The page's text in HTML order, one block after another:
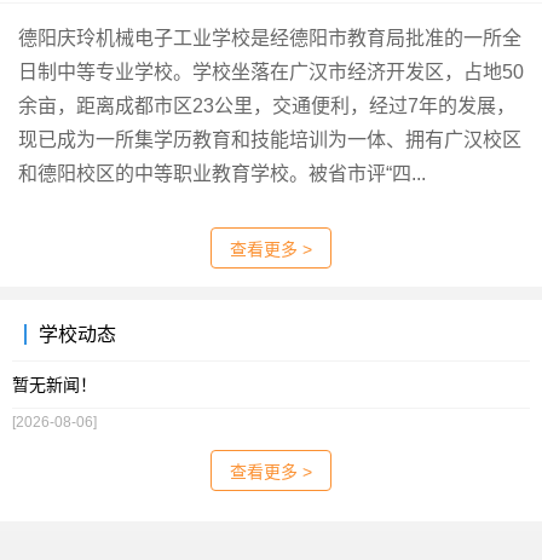
德阳庆玲机械电子工业学校是经德阳市教育局批准的一所全
日制中等专业学校。学校坐落在广汉市经济开发区，占地50
余亩，距离成都市区23公里，交通便利，经过7年的发展，
现已成为一所集学历教育和技能培训为一体、拥有广汉校区
和德阳校区的中等职业教育学校。被省市评“四...
查看更多 >
学校动态
暂无新闻！
[2026-08-06]
查看更多 >